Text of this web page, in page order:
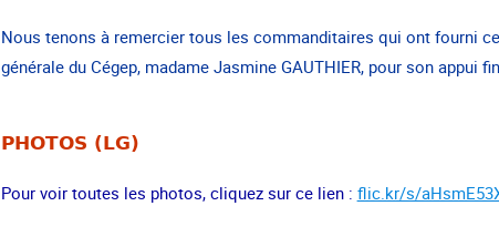
Nous tenons à remercier tous les commanditaires qui ont fourni
générale du Cégep, madame Jasmine GAUTHIER, pour son appui
PHOTOS (LG)
Pour voir toutes les photos, cliquez sur ce lien : flic.kr/s/